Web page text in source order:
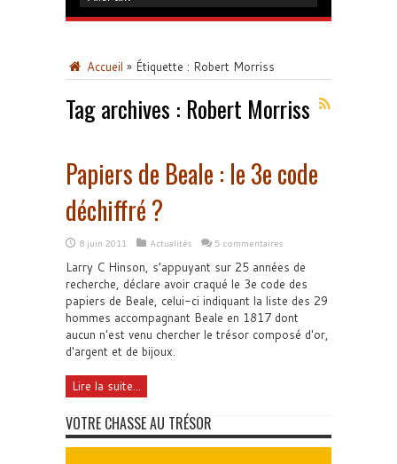
Accueil » Étiquette : Robert Morriss
Tag archives : Robert Morriss
Papiers de Beale : le 3e code
déchiffré ?
8 juin 2011 Actualités 5 commentaires
Larry C Hinson, s’appuyant sur 25 années de
recherche, déclare avoir craqué le 3e code des
papiers de Beale, celui-ci indiquant la liste des 29
hommes accompagnant Beale en 1817 dont
aucun n'est venu chercher le trésor composé d'or,
d'argent et de bijoux.
Lire la suite...
VOTRE CHASSE AU TRÉSOR